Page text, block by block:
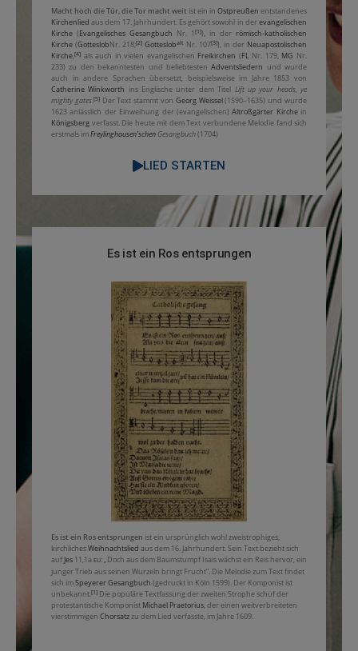
Macht hoch die Tür, die Tor macht weit ist ein in Ostpreußen entstandenes
Kirchenlied aus dem 17. Jahrhundert. Es gehört sowohl in der evangelischen
Kirche (Evangelisches Gesangbuch Nr. 1 [1]), in der römisch-katholischen
Kirche (GotteslobNr. 218;[2] Gotteslobalt Nr. 107[3]), in der Neuapostolischen
Kirche,[4] als auch in vielen evangelischen Freikirchen (FLNr. 179, MG Nr.
233) zu den bekanntesten und beliebtestenAdventsliedern und wurde
auch in andere Sprachen übersetzt, beispielsweise im Jahre 1853 von
Catherine Winkworth ins Englische unter dem Titel Lift up your heads, ye
mighty gates.[5]Der Text stammt von Georg Weissel(1590–1635) und wurde
1623 anlässlich der Einweihung der (evangelischen)Altroßgärter Kirchein
Königsberg verfasst. Die heute mit dem Text verbundene Melodie fand sich
erstmals imFreylinghausen’schen Gesangbuch(1704)
LIED STARTEN
Es ist ein Ros entsprungen
Es ist ein Ros entsprungen ist ein ursprünglich wohl zweistrophiges,
kirchlichesWeihnachtslied aus dem 16. Jahrhundert. Sein Text bezieht sich
auf Jes 11,1a EU: „Doch aus dem Baumstumpf Isais wächst ein Reis hervor, ein
junger Trieb aus seinen Wurzeln bringt Frucht“. Die Melodie zum Text findet
sich imSpeyerer Gesangbuch (gedruckt in Köln 1599). Der Komponist ist
unbekannt.[1] Die populäre Textfassung der zweiten Strophe schuf der
protestantische Komponist Michael Praetorius, der einen weitverbreiteten
vierstimmigen Chorsatzzu dem Lied verfasste, im Jahre 1609.